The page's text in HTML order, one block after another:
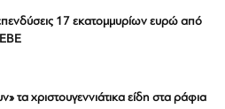
17 εκατομμυρίων ευρώ από
τα χριστουγεννιάτικα είδη στα ράφια